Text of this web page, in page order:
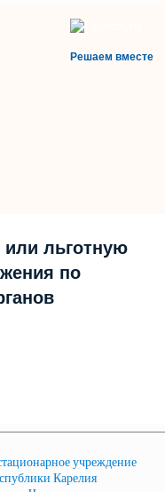
Решаем вместе
льготную
по
учреждение
Карелия